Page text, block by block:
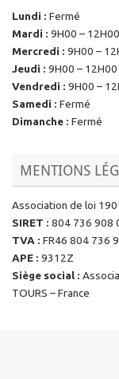
Lundi : Fermé
Mardi : 9H00 –
Mercredi : 9H00 –
Jeudi : 9H00 –
Vendredi : 9H00 –
Samedi : Fermé
Dimanche : Fermé
MENTIONS
Association de loi
SIRET : 804 736 908
TVA : FR46 804 736
APE : 9312Z
Siège social :
TOURS – France